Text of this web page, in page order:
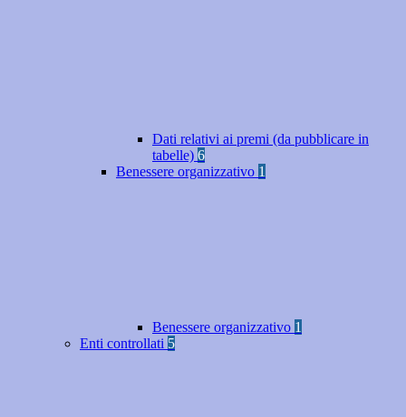
Dati relativi ai premi (da pubblicare in
tabelle) 6
Benessere organizzativo 1
Benessere organizzativo 1
Enti controllati 5